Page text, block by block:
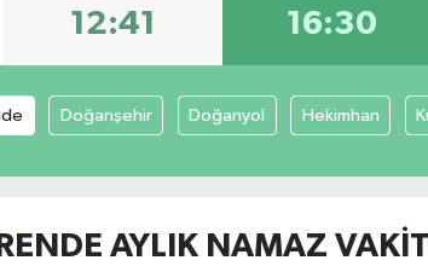
12:41 16:30
Doğanşehir Doğanyol Hekimhan
AYLIK NAMAZ